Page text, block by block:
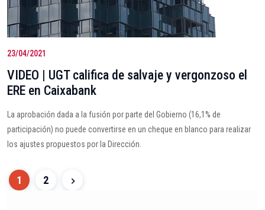
23/04/2021
VIDEO | UGT califica de salvaje y vergonzoso el
ERE en Caixabank
La aprobación dada a la fusión por parte del Gobierno (16,1% de
participación) no puede convertirse en un cheque en blanco para realizar
los ajustes propuestos por la Dirección.
1 2